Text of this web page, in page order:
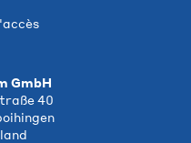
GmbH
40